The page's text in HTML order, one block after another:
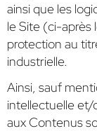
ainsi que les
le Site (ci-après
protection au
industrielle.
Ainsi, sauf
intellectuelle et/
aux Contenus